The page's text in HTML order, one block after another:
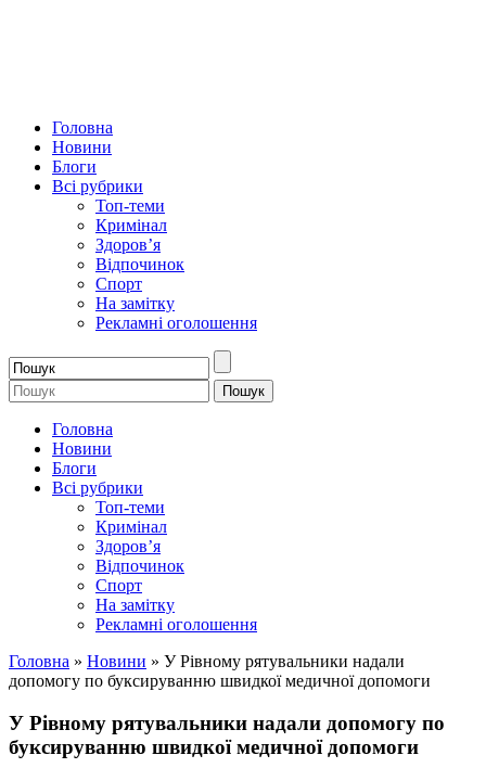
Головна
Новини
Блоги
Всі рубрики
Топ-теми
Кримінал
Здоров’я
Відпочинок
Спорт
На замітку
Рекламні оголошення
Головна
Новини
Блоги
Всі рубрики
Топ-теми
Кримінал
Здоров’я
Відпочинок
Спорт
На замітку
Рекламні оголошення
Головна » Новини » У Рівному рятувальники надали
допомогу по буксируванню швидкої медичної допомоги
У Рівному рятувальники надали допомогу по
буксируванню швидкої медичної допомоги